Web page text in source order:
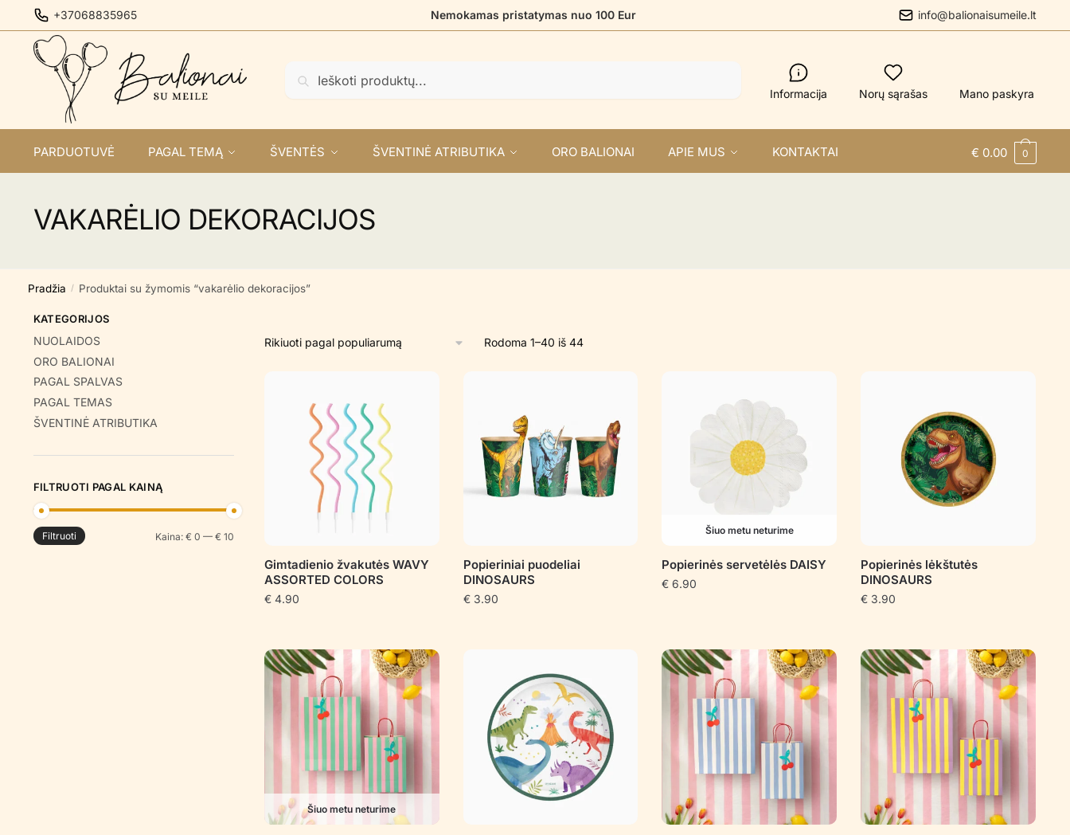
to
navigation
to
content
+37068835965 Nemokamas pristatymas nuo 100 Eur info@balionaisumeile.lt
Informacija Norų sąrašas Mano paskyra
PARDUOTUVĖ PAGAL TEMĄ ŠVENTĖS ŠVENTINĖ ATRIBUTIKA ORO BALIONAI APIE MUS KONTAKTAI € 0.00 0
VAKARĖLIO DEKORACIJOS
Pradžia / Produktai su žymomis “vakarėlio dekoracijos”
Rodoma 1–40 iš 44Rūšiuojama
Gimtadienio žvakutės WAVY
ASSORTED COLORS
€4.90
Popieriniai puodeliai
DINOSAURS
€3.90
Šiuo metu neturime
Popierinės servetėlės DAISY
€ 6.90
Popierinės lėkštutės
DINOSAURS
€ 3.90
Šiuo metu neturime
KATEGORIJOS
NUOLAIDOS
ORO BALIONAI
PAGAL SPALVAS
PAGAL TEMAS
ŠVENTINĖ ATRIBUTIKA
FILTRUOTI PAGAL KAINĄ
Min
Maks
Filtruoti Kaina: € 0 — € 10